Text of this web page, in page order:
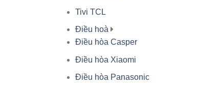
Tivi TCL
Điều hoà
Điều hòa Casper
Điều hòa Xiaomi
Điều hòa Panasonic